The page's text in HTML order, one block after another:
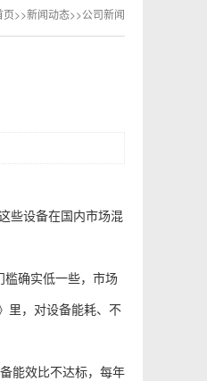
页>>新闻动态>>公司新闻
些设备在国内市场混
槛确实低一些，市场
里，对设备能耗、不
能效比不达标，每年